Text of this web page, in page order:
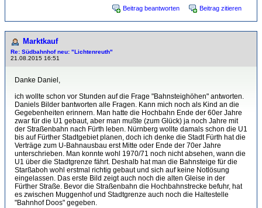
Beitrag beantworten Beitrag zitieren
Marktkauf
Re: Südbahnhof neu: "Lichtenreuth"
21.08.2015 16:51
Danke Daniel,
ich wollte schon vor Stunden auf die Frage "Bahnsteighöhen" antworten.
Daniels Bilder bantworten alle Fragen. Kann mich noch als Kind an die
Gegebenheiten erinnern. Man hatte die Hochbahn Ende der 60er Jahre
zwar für die U1 gebaut, aber man mußte (zum Glück) ja noch Jahre mit
der Straßenbahn nach Fürth leben. Nürnberg wollte damals schon die U1
bis auf Fürther Stadtgebiet planen, doch ich denke die Stadt Fürth hat die
Verträge zum U-Bahnausbau erst Mitte oder Ende der 70er Jahre
unterschrieben. Man konnte wohl 1970/71 noch nicht absehen, wann die
U1 über die Stadtgrenze fährt. Deshalb hat man die Bahnsteige für die
Starßaboh wohl erstmal richtig gebaut und sich auf keine Notlösung
eingelassen. Das erste Bild zeigt auch noch die alten Gleise in der
Fürther Straße. Bevor die Straßenbahn die Hochbahnstrecke befuhr, hat
es zwischen Muggenhof und Stadtgrenze auch noch die Haltestelle
"Bahnhof Doos" gegeben.